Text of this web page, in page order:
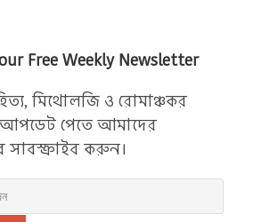
Free Weekly Newsletter
মিথোলজি ও রোমাঞ্চকর
পেতে আমাদের
সাবস্ক্রাইব করুন।